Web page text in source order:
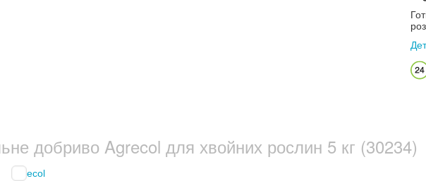
добриво Agrecol для хвойних рослин 5 кг (30234)
Agrecol